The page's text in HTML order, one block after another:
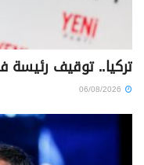
تركيا.. توقيف رئيسة